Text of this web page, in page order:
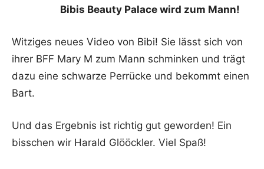
Bibis Beauty Palace wird zum Mann!
Witziges neues Video von Bibi! Sie lässt sich von
ihrer BFF Mary M zum Mann schminken und trägt
dazu eine schwarze Perrücke und bekommt einen
Bart.
Und das Ergebnis ist richtig gut geworden! Ein
bisschen wir Harald Glööckler. Viel Spaß!